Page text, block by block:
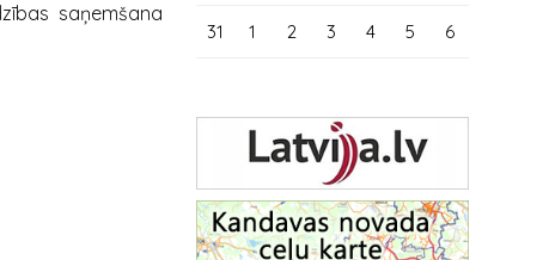
saņemšana
31 1 2 3 4 5 6